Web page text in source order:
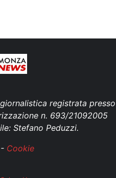
registrata presso
n. 693/21092005
Stefano Peduzzi.
Cookie